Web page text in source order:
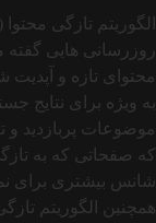
روزرسانی‌ هایی گفته
محتوای تازه و آپدیت
به‌ ویژه برای نتایج
موضوعات پربازدید و
که صفحاتی که به
شانس بیشتری برای
همچنین الگوریتم